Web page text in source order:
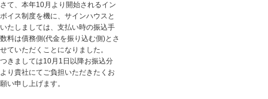
さて、本年10月より開始されるイン
ボイス制度を機に、サインハウスと
いたしましては、支払い時の振込手
数料は債務側(代金を振り込む側)とさ
せていただくことになりました。
つきましては10月1日以降お振込分
より貴社にてご負担いただきたくお
願い申し上げます。